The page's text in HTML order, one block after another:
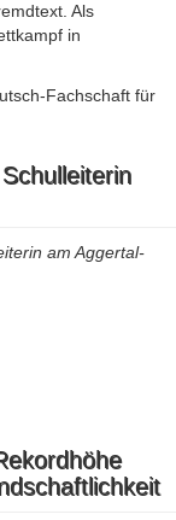
Als
in
Fachschaft für
am Aggertal-